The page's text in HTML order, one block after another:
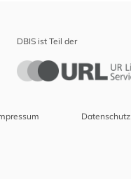
DBIS ist Teil der
Datenschutz